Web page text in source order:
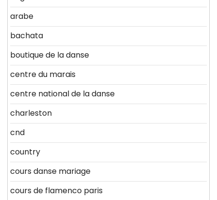
arabe
bachata
boutique de la danse
centre du marais
centre national de la danse
charleston
cnd
country
cours danse mariage
cours de flamenco paris